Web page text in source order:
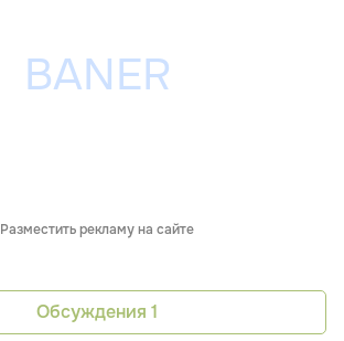
Разместить рекламу на сайте
Обсуждения 1